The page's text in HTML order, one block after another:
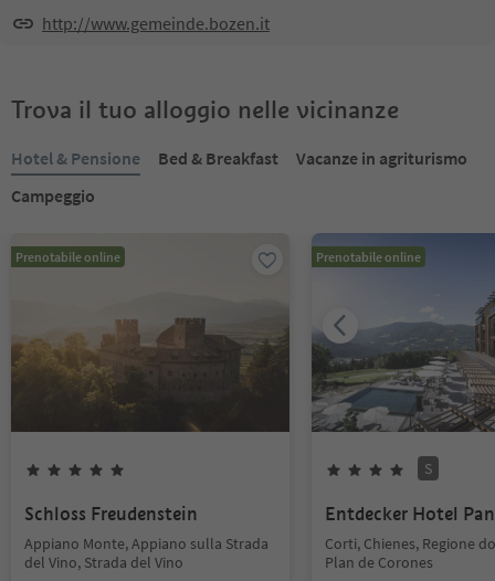
http://www.gemeinde.bozen.it
Trova il tuo alloggio nelle vicinanze
Hotel & Pensione Bed & Breakfast
Vacanze in agriturismo
Campeggio
Prenotabile online
Schloss Freudenstein
Appiano Monte, Appiano sulla Strada
del Vino, Strada del Vino
Prenotabile online
S
Entdecker Hotel
Corti, Chienes, Regione
Plan de Corones